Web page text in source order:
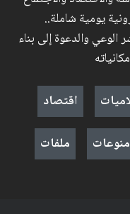
يومية شاملة..
والدعوة إلى بناء
اقتصاد
منوعات ملفات